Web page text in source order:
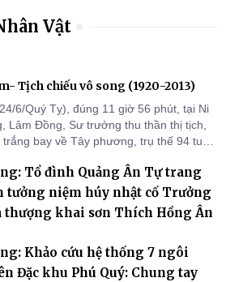
Vật
Tịch chiếu vô song (1920-2013)
6/Quý Tỵ), đúng 11 giờ 56 phút, tại Ni
Lâm Đồng, Sư trưởng thu thần thị tịch,
bay về Tây phương, trụ thế 94 tuổi
Tổ đình Quảng Ân Tự trang
tưởng niệm húy nhật cố Trưởng
thượng khai sơn Thích Hồng Ân
Khảo cứu hệ thống 7 ngôi
Đặc khu Phú Quý: Chung tay